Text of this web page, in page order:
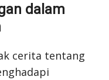
dalam
cerita tentang